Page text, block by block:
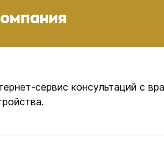
сервис консультаций с